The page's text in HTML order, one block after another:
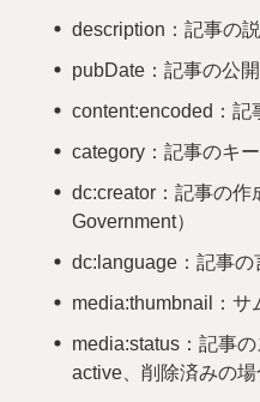
description：記事の
pubDate：記事の公
content:encoded：記
category：記事のキ
dc:creator：記事の作
Government）
dc:language：記事
media:thumbnail：サ
media:status：記事
active、削除済みの場